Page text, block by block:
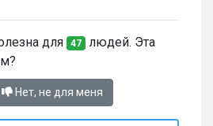
для 47 людей. Эта
Нет, не для меня